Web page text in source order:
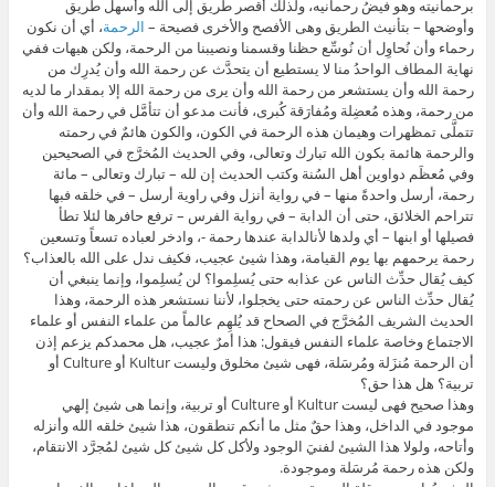
برحمانيته وهو فيضُ رحمانيه، ولذلك أقصر طريق إلى الله وأسهل طريق
وأوضحها – بتأنيث الطريق وهى الأفصح والأخرى فصيحة – الرحمة، أي أن نكون
رحماء وأن نُحاوِل أن نُوسِّع حظنا وقسمنا ونصيبنا من الرحمة، ولكن هيهات ففي
نهاية المطاف الواحدُ منا لا يستطيع أن يتحدَّث عن رحمة الله وأن يُدرِك من
رحمة الله وأن يستشعر من رحمة الله وأن يرى من رحمة الله إلا بمقدار ما لديه
من رحمة، وهذه مُعضِلة ومُفارَقة كُبرى، فأنت مدعو أن تتأمَّل في رحمة الله وأن
تتملَّى تمظهرات وهيمان هذه الرحمة في الكون، والكون هائمٌ في رحمته
والرحمة هائمة بكون الله تبارك وتعالى، وفي الحديث المُخرَّج في الصحيحين
وفي مُعظَم دواوين أهل السُنة وكتب الحديث إن لله – تبارك وتعالى – مائة
رحمة، أرسل واحدةً منها – في رواية أنزل وفي راوية أرسل – في خلقه فبها
تتراحم الخلائق، حتى أن الدابة – في رواية الفرس – ترفع حافرها لئلا تطأ
فصيلها أو ابنها – أي ولدها لأنالدابة عندها رحمة -، وادخر لعباده تسعاً وتسعين
رحمة يرحمهم بها يوم القيامة، وهذا شيئ عجيب، فكيف ندل على الله بالعذاب؟
كيف يُقال حدِّث الناس عن عذابه حتى يُسلِموا؟ لن يُسلِموا، وإنما ينبغي أن
يُقال حدِّث الناس عن رحمته حتى يخجلوا، لأننا نستشعر هذه الرحمة، وهذا
الحديث الشريف المُخرَّج في الصحاح قد يُلهِم عالماً من علماء النفس أو علماء
الاجتماع وخاصة علماء النفس فيقول: هذا أمرٌ عجيب، هل محمدكم يزعم إذن
أن الرحمة مُنزَلة ومُرسَلة، فهى شيئ مخلوق وليست Kultur أو Culture أو
تربية؟ هل هذا حق؟
وهذا صحيح فهى ليست Kultur أو Culture أو تربية، وإنما هى شيئ إلهي
موجود في الداخل، وهذا حقٌ مثل ما أنكم تنطقون، هذا شيئ خلقه الله وأنزله
وأتاحه، ولولا هذا الشيئ لفنيَ الوجود ولأكل كل شيئ كل شيئ لمُجرَّد الانتقام،
ولكن هذه رحمة مُرسَلة وموجودة.